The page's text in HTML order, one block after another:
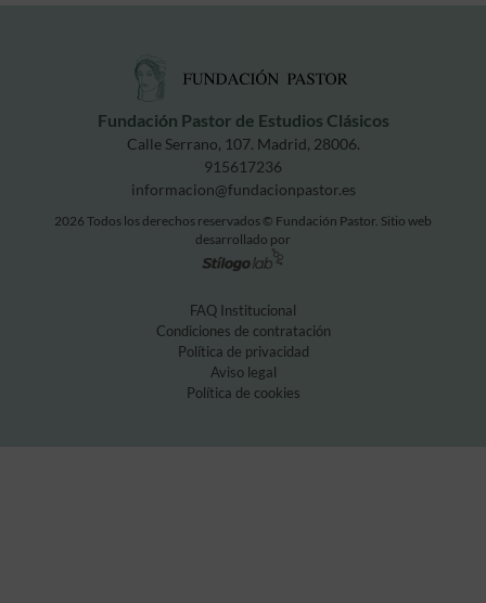
Fundación Pastor de Estudios Clásicos
Calle Serrano, 107. Madrid, 28006.
915617236
informacion@fundacionpastor.es
2026 Todos los derechos reservados © Fundación Pastor. Sitio web
desarrollado por
FAQ Institucional
Condiciones de contratación
Política de privacidad
Aviso legal
Política de cookies